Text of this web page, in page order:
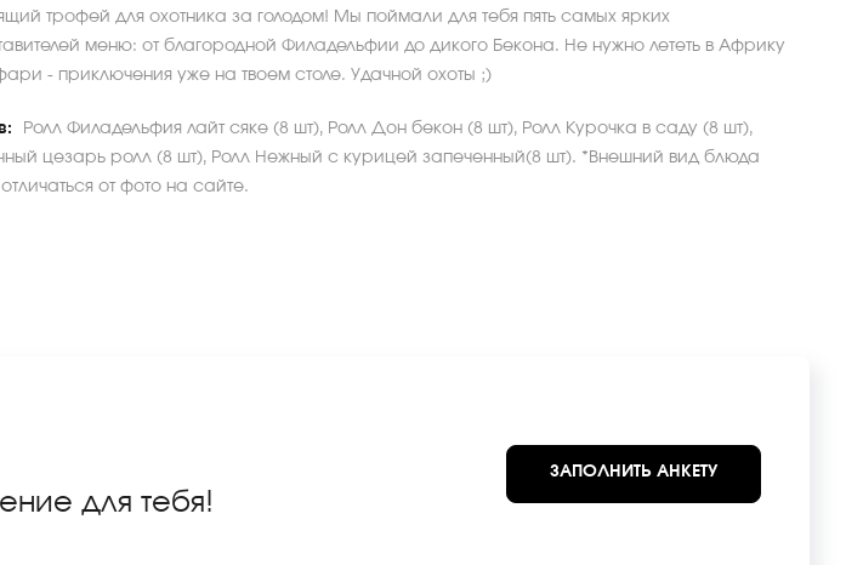
трофей для охотника за голодом! Мы поймали для тебя пять самых ярких
меню: от благородной Филадельфии до дикого Бекона. Не нужно лететь в Африку
- приключения уже на твоем столе. Удачной охоты ;)
Ролл Филадельфия лайт сяке (8 шт), Ролл Дон бекон (8 шт), Ролл Курочка в саду (8 шт),
цезарь ролл (8 шт), Ролл Нежный с курицей запеченный(8 шт). *Внешний вид блюда
от фото на сайте.
для тебя!
ЗАПОЛНИТЬ АНКЕТУ